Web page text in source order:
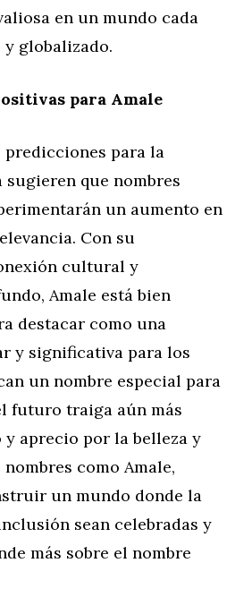
en un mundo cada
y globalizado.
para Amale
predicciones para la
sugieren que nombres
un aumento en
Con su
cultural y
Amale está bien
destacar como una
y significativa para los
un nombre especial para
futuro traiga aún más
aprecio por la belleza y
como Amale,
un mundo donde la
sean celebradas y
más sobre el nombre